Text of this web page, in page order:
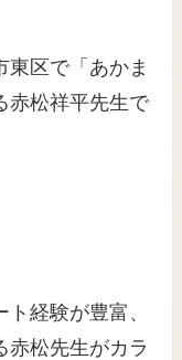
東区で「あかま
赤松祥平先生で
経験が豊富、
赤松先生がカラ